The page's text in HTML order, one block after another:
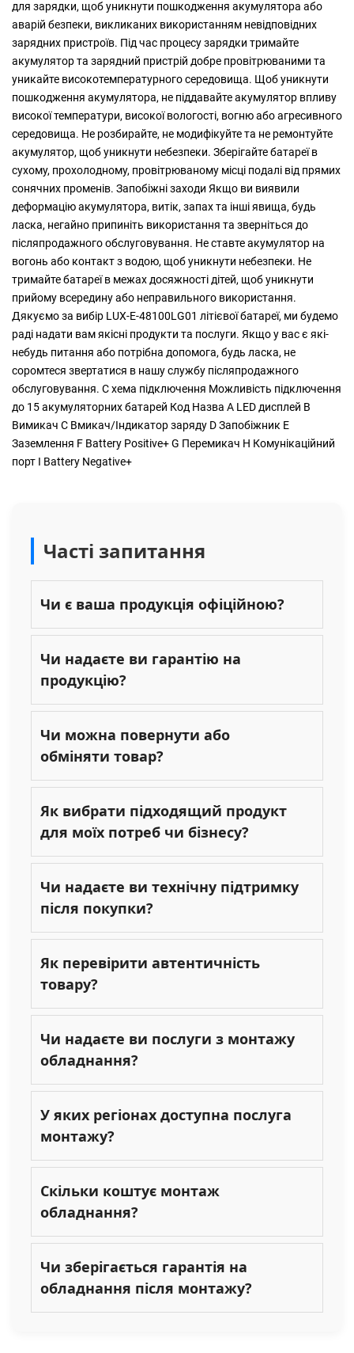
для зарядки, щоб уникнути пошкодження акумулятора або
аварій безпеки, викликаних використанням невідповідних
зарядних пристроїв. Під час процесу зарядки тримайте
акумулятор та зарядний пристрій добре провітрюваними та
уникайте високотемпературного середовища. Щоб уникнути
пошкодження акумулятора, не піддавайте акумулятор впливу
високої температури, високої вологості, вогню або агресивного
середовища. Не розбирайте, не модифікуйте та не ремонтуйте
акумулятор, щоб уникнути небезпеки. Зберігайте батареї в
сухому, прохолодному, провітрюваному місці подалі від прямих
сонячних променів. Запобіжні заходи Якщо ви виявили
деформацію акумулятора, витік, запах та інші явища, будь
ласка, негайно припиніть використання та зверніться до
післяпродажного обслуговування. Не ставте акумулятор на
вогонь або контакт з водою, щоб уникнути небезпеки. Не
тримайте батареї в межах досяжності дітей, щоб уникнути
прийому всередину або неправильного використання.
Дякуємо за вибір LUX-E-48100LG01 літієвої батареї, ми будемо
раді надати вам якісні продукти та послуги. Якщо у вас є які-
небудь питання або потрібна допомога, будь ласка, не
соромтеся звертатися в нашу службу післяпродажного
обслуговування. C хема підключення Можливість підключення
до 15 акумуляторних батарей Код Назва А LED дисплей В
Вимикач С Вмикач/Індикатор заряду D Запобіжник E
Заземлення F Battery Positive+ G Перемикач H Комунікаційний
порт I Battery Negative+
Часті запитання
Чи є ваша продукція офіційною?
Чи надаєте ви гарантію на
продукцію?
Чи можна повернути або
обміняти товар?
Як вибрати підходящий продукт
для моїх потреб чи бізнесу?
Чи надаєте ви технічну підтримку
після покупки?
Як перевірити автентичність
товару?
Чи надаєте ви послуги з монтажу
обладнання?
У яких регіонах доступна послуга
монтажу?
Скільки коштує монтаж
обладнання?
Чи зберігається гарантія на
обладнання після монтажу?